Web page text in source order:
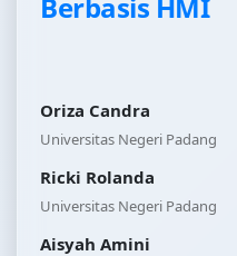
Oriza Candra
Universitas Negeri Padang
Ricki Rolanda
Universitas Negeri Padang
Aisyah Amini